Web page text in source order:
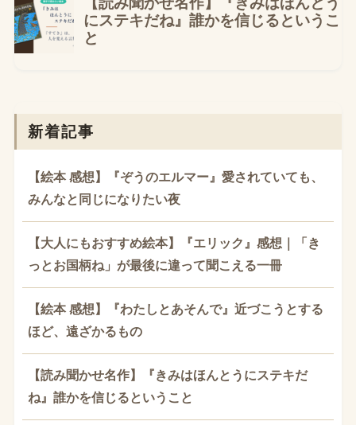
新着記事
【絵本 感想】『ぞうのエルマー』愛されていても、
みんなと同じになりたい夜
【大人にもおすすめ絵本】『エリック』感想｜「き
っとお国柄ね」が最後に違って聞こえる一冊
【絵本 感想】『わたしとあそんで』近づこうとする
ほど、遠ざかるもの
【読み聞かせ名作】『きみはほんとうにステキだ
ね』誰かを信じるということ